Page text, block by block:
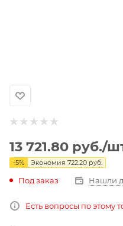
13 721.80 руб./
-5% Экономия 722.20 руб.
Под заказ Нашли
Есть вопросы по этому